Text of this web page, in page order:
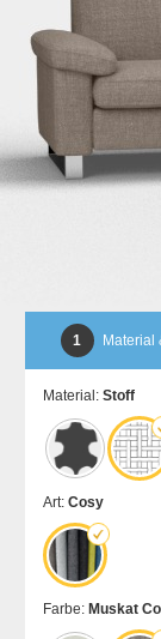
1 Material
Material: Stoff
Art: Cosy
Farbe: Muskat